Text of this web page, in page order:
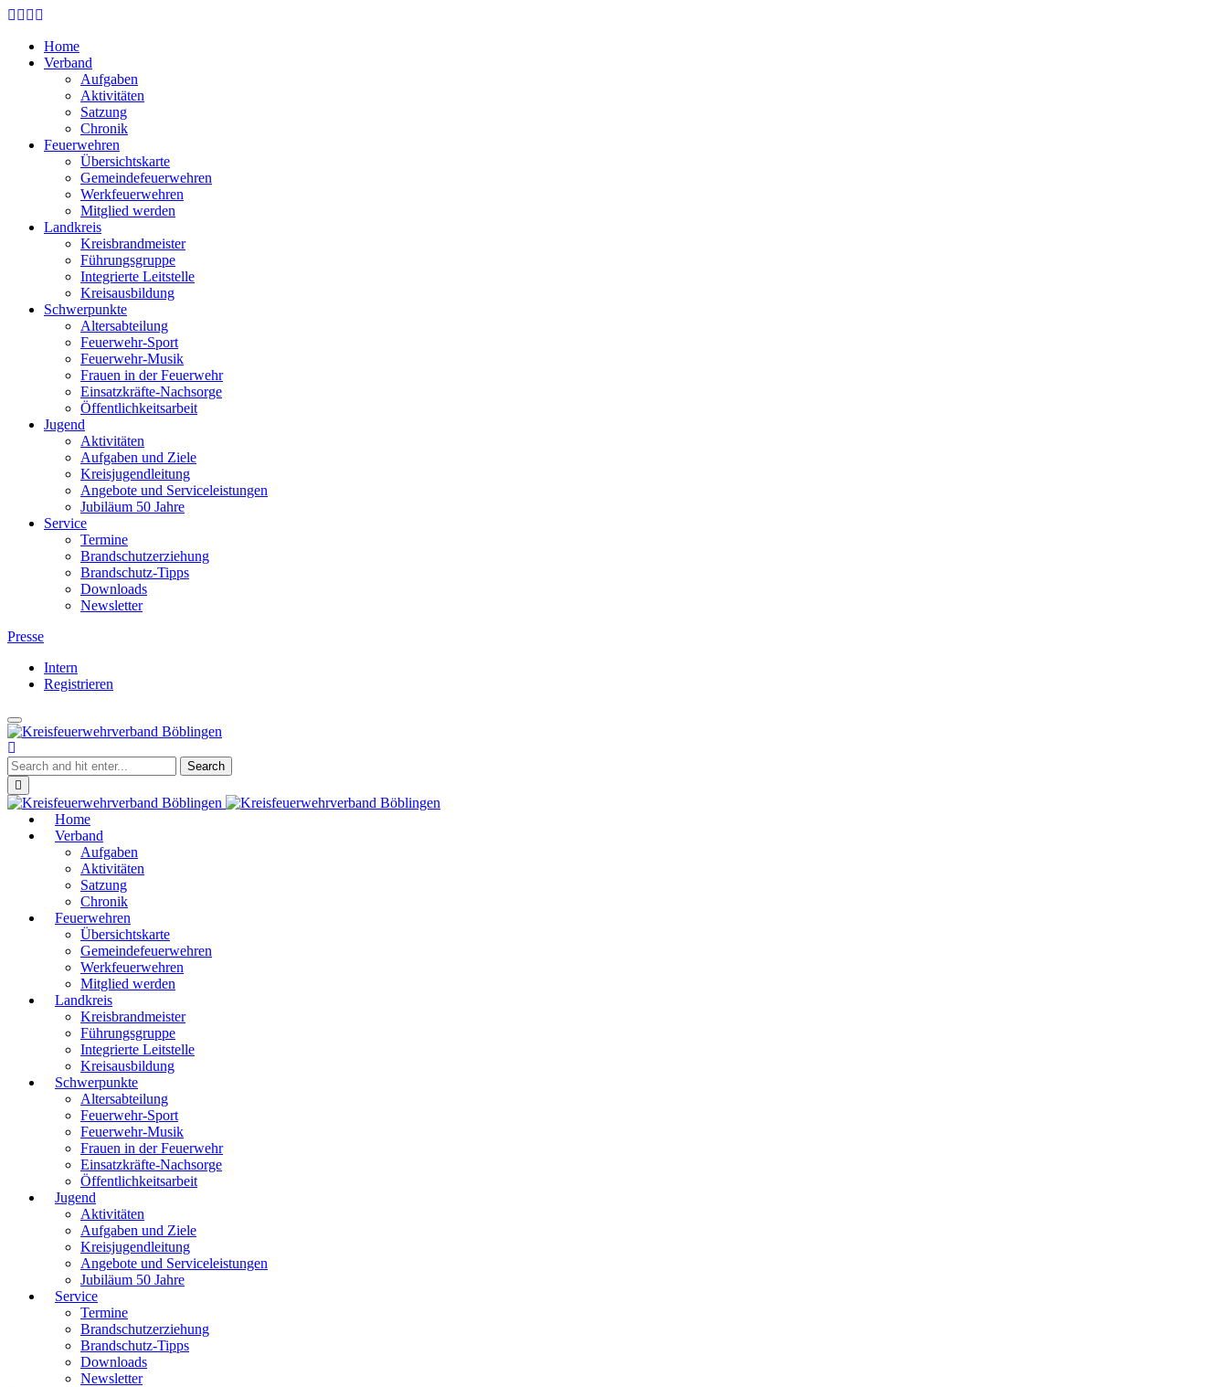
Skip
main
content
Home
Verband
Aufgaben
Aktivitäten
Satzung
Chronik
Feuerwehren
Übersichtskarte
Gemeindefeuerwehren
Werkfeuerwehren
Mitglied werden
Landkreis
Kreisbrandmeister
Führungsgruppe
Integrierte Leitstelle
Kreisausbildung
Schwerpunkte
Altersabteilung
Feuerwehr-Sport
Feuerwehr-Musik
Frauen in der Feuerwehr
Einsatzkräfte-Nachsorge
Öffentlichkeitsarbeit
Jugend
Aktivitäten
Aufgaben und Ziele
Kreisjugendleitung
Angebote und Serviceleistungen
Jubiläum 50 Jahre
Service
Termine
Brandschutzerziehung
Brandschutz-Tipps
Downloads
Newsletter
Presse
Intern
Registrieren
Toggle
navigation
Home
Verband
Aufgaben
Aktivitäten
Satzung
Chronik
Feuerwehren
Übersichtskarte
Gemeindefeuerwehren
Werkfeuerwehren
Mitglied werden
Landkreis
Kreisbrandmeister
Führungsgruppe
Integrierte Leitstelle
Kreisausbildung
Schwerpunkte
Altersabteilung
Feuerwehr-Sport
Feuerwehr-Musik
Frauen in der Feuerwehr
Einsatzkräfte-Nachsorge
Öffentlichkeitsarbeit
Jugend
Aktivitäten
Aufgaben und Ziele
Kreisjugendleitung
Angebote und Serviceleistungen
Jubiläum 50 Jahre
Service
Termine
Brandschutzerziehung
Brandschutz-Tipps
Downloads
Newsletter